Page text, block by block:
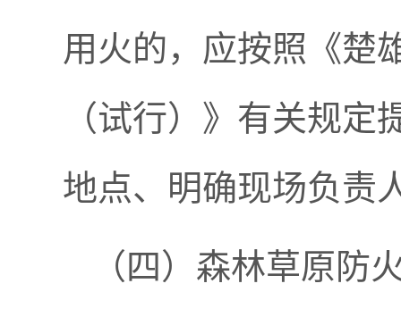
用火的，应按照《楚
（试行）》有关规
地点、明确现场负责
（四）森林草原防